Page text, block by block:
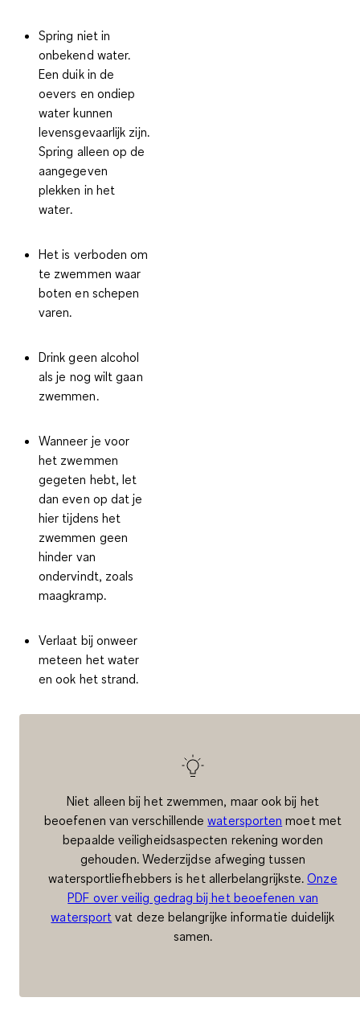
Spring niet in
onbekend water.
Een duik in de
oevers en ondiep
water kunnen
levensgevaarlijk zijn.
Spring alleen op de
aangegeven
plekken in het
water.
Het is verboden om
te zwemmen waar
boten en schepen
varen.
Drink geen alcohol
als je nog wilt gaan
zwemmen.
Wanneer je voor
het zwemmen
gegeten hebt, let
dan even op dat je
hier tijdens het
zwemmen geen
hinder van
ondervindt, zoals
maagkramp.
Verlaat bij onweer
meteen het water
en ook het strand.
Niet alleen bij het zwemmen, maar ook bij het
beoefenen van verschillendewatersporten moet met
bepaalde veiligheidsaspecten rekening worden
gehouden. Wederzijdse afweging tussen
watersportliefhebbers is het allerbelangrijkste.Onze
PDF over veilig gedrag bij het beoefenen van
watersport vat deze belangrijke informatie duidelijk
samen.